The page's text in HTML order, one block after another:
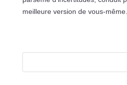
meilleure version de vous-même.